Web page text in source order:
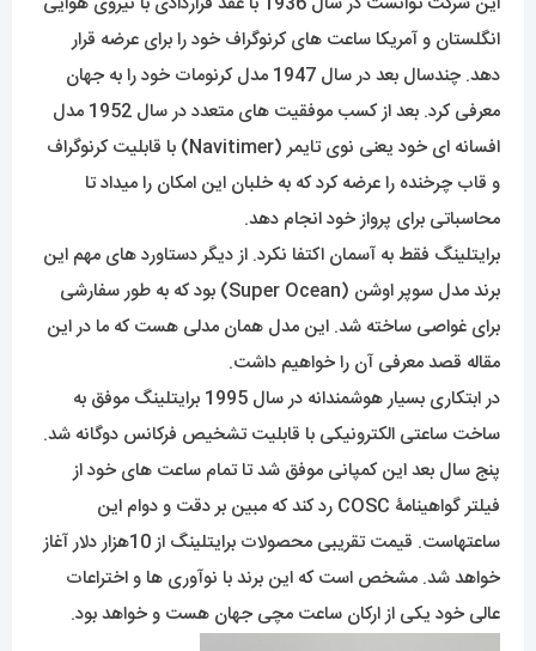
انگلستان و آمریکا ساعت های کرنوگراف خود را برای عرضه قرار
دهد. چندسال بعد در سال 1947 مدل کرنومات خود را به جهان
معرفی کرد. بعد از کسب موفقیت های متعدد در سال 1952 مدل
افسانه ای خود یعنی نوی تایمر (Navitimer) با قابلیت کرنوگراف
و قاب چرخنده را عرضه کرد که به خلبان این امکان را میداد تا
محاسباتی برای پرواز خود انجام دهد.
برایتلینگ فقط به آسمان اکتفا نکرد. از دیگر دستاورد های مهم این
برند مدل سوپر اوشن (Super Ocean) بود که به طور سفارشی
برای غواصی ساخته شد. این مدل همان مدلی هست که ما در این
مقاله قصد معرفی آن را خواهیم داشت.
در ابتکاری بسیار هوشمندانه در سال 1995 برایتلینگ موفق به
ساخت ساعتی الکترونیکی با قابلیت تشخیص فرکانس دوگانه شد.
پنج سال بعد این کمپانی موفق شد تا تمام ساعت های خود از
فیلتر گواهینامۀ COSC رد کند که مبین بر دقت و دوام این
ساعتهاست. قیمت تقریبی محصولات برایتلینگ از 10هزار دلار آغاز
خواهد شد. مشخص است که این برند با نوآوری ها و اختراعات
عالی خود یکی از ارکان ساعت مچی جهان هست و خواهد بود.